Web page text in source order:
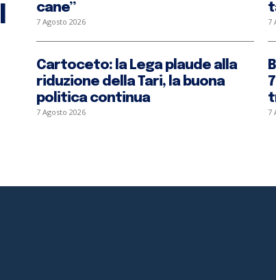
cane”
7 Agosto 2026 7
Cartoceto: la Lega plaude alla
riduzione della Tari, la buona
politica continua
7 Agosto 2026 7